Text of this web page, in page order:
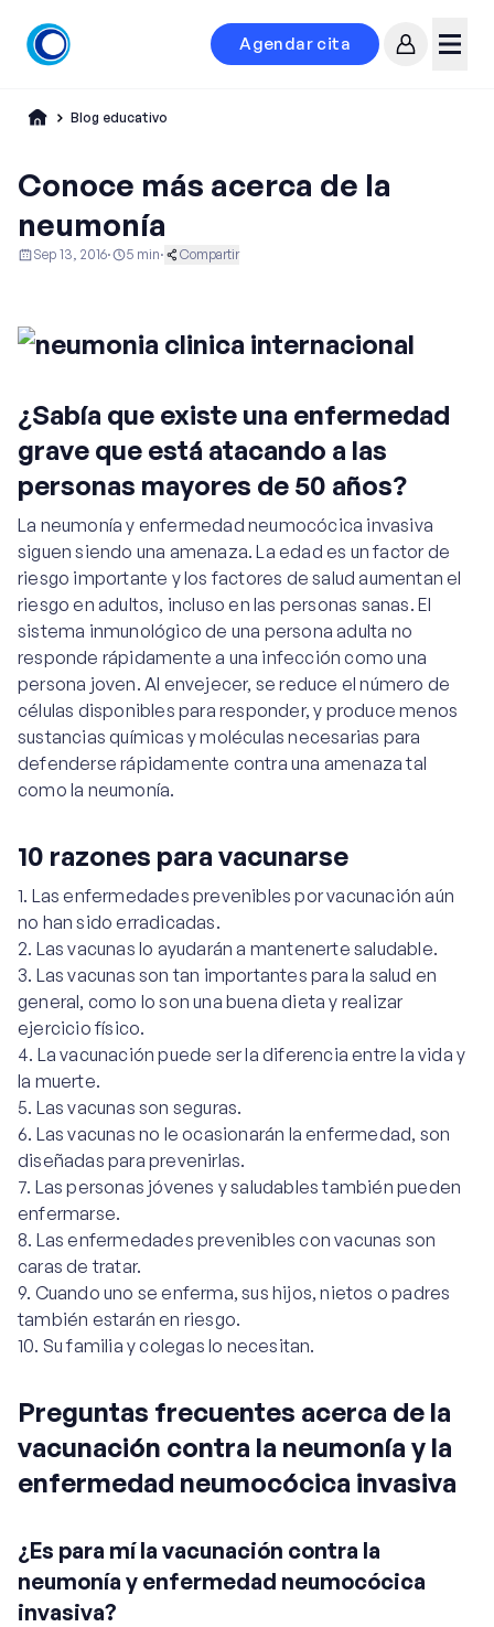
Agendar cita
Blog educativo
Conoce más acerca de la
neumonía
Sep 13, 2016· 5 min· Compartir
¿Sabía que existe una enfermedad
grave que está atacando a las
personas mayores de 50 años?
La neumonía y enfermedad neumocócica invasiva
siguen siendo una amenaza. La edad es un factor de
riesgo importante y los factores de salud aumentan el
riesgo en adultos, incluso en las personas sanas. El
sistema inmunológico de una persona adulta no
responde rápidamente a una infección como una
persona joven. Al envejecer, se reduce el número de
células disponibles para responder, y produce menos
sustancias químicas y moléculas necesarias para
defenderse rápidamente contra una amenaza tal
como la neumonía.
10 razones para vacunarse
Las enfermedades prevenibles por vacunación aún
no han sido erradicadas.
Las vacunas lo ayudarán a mantenerte saludable.
Las vacunas son tan importantes para la salud en
general, como lo son una buena dieta y realizar
ejercicio físico.
La vacunación puede ser la diferencia entre la vida y
la muerte.
Las vacunas son seguras.
Las vacunas no le ocasionarán la enfermedad, son
diseñadas para prevenirlas.
Las personas jóvenes y saludables también pueden
enfermarse.
Las enfermedades prevenibles con vacunas son
caras de tratar.
Cuando uno se enferma, sus hijos, nietos o padres
también estarán en riesgo.
Su familia y colegas lo necesitan.
Preguntas frecuentes acerca de la
vacunación contra la neumonía y la
enfermedad neumocócica invasiva
¿Es para mí la vacunación contra la
neumonía y enfermedad neumocócica
invasiva?